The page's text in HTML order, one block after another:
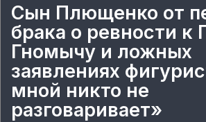
Сын Плющенко от
брака о ревности к
Гномычу и ложных
заявлениях
мной никто не
разговаривает»